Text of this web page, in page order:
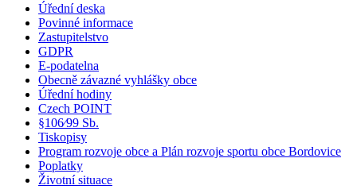
Úřední deska
Povinné informace
Zastupitelstvo
GDPR
E-podatelna
Obecně závazné vyhlášky obce
Úřední hodiny
Czech POINT
§106⁄99 Sb.
Tiskopisy
Program rozvoje obce a Plán rozvoje sportu obce Bordovice
Poplatky
Životní situace